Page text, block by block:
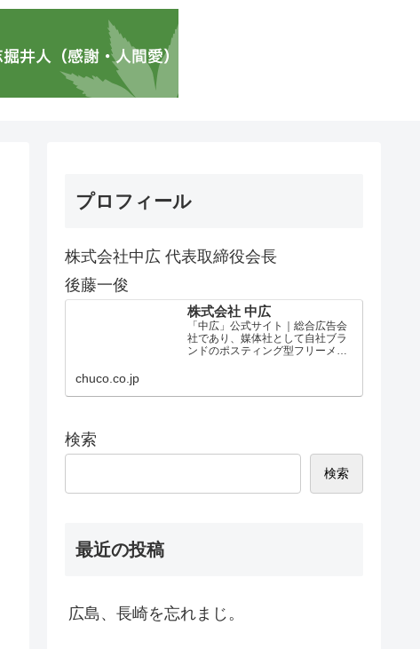
プロフィール
株式会社中広 代表取締役会長
後藤一俊
株式会社 中広
「中広」公式サイト｜総合広告会
社であり、媒体社として自社ブラ
ンドのポスティング型フリーメデ
chuco.co.jp
検索
検索
最近の投稿
広島、長崎を忘れまじ。